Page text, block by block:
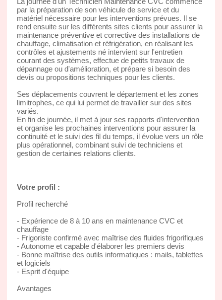
par la préparation de son véhicule de service et du
matériel nécessaire pour les interventions prévues. Il se
rend ensuite sur les différents sites clients pour assurer la
maintenance préventive et corrective des installations de
chauffage, climatisation et réfrigération, en réalisant les
contrôles et ajustements né intervient sur l'entretien
courant des systèmes, effectue de petits travaux de
dépannage ou d'amélioration, et prépare si besoin des
devis ou propositions techniques pour les clients.
Ses déplacements couvrent le département et les zones
limitrophes, ce qui lui permet de travailler sur des sites
variés.
En fin de journée, il met à jour ses rapports d'intervention
et organise les prochaines interventions pour assurer la
continuité et le suivi des fil du temps, il évolue vers un rôle
plus opérationnel, combinant suivi de techniciens et
gestion de certaines relations clients.
Votre profil :
Profil recherché
- Expérience de 8 à 10 ans en maintenance CVC et
chauffage
- Frigoriste confirmé avec maîtrise des fluides frigorifiques
- Autonome et capable d'élaborer les premiers devis
- Bonne maîtrise des outils informatiques : mails, tablettes
et logiciels
- Esprit d'équipe
Avantages